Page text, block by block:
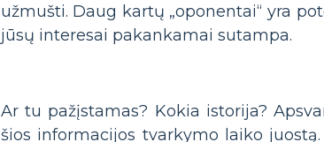
užmušti. Daug kartų „oponentai“ yra
jūsų interesai pakankamai sutampa.
Ar tu pažįstamas? Kokia istorija?
šios informacijos tvarkymo laiko